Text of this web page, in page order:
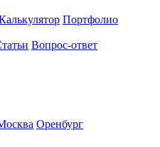
Портфолио
Вопрос-ответ
Оренбург